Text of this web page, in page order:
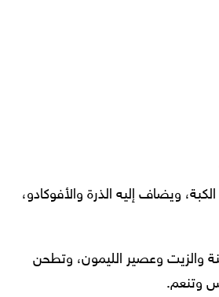
ويضاف إليه الذرة والأفوكادو،
والزيت وعصير الليمون، وتطحن
وتنعم.